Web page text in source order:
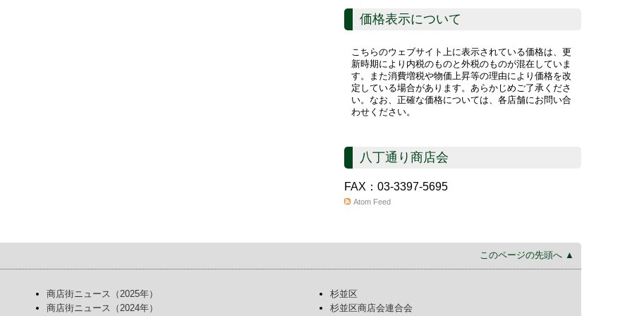
価格表示について
こちらのウェブサイト上に表示されている価格は、更
新時期により内税のものと外税のものが混在していま
す。また消費増税や物価上昇等の理由により価格を改
定している場合があります。あらかじめご了承くださ
い。なお、正確な価格については、各店舗にお問い合
わせください。
八丁通り商店会
FAX：03-3397-5695
Atom Feed
このページの先頭へ ▲
商店街ニュース（2025年）
商店街ニュース（2024年）
杉並区
杉並区商店会連合会